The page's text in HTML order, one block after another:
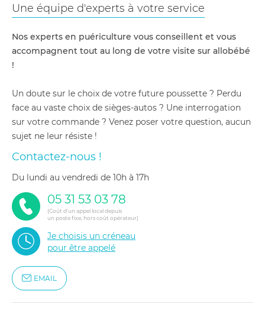
Une équipe d'experts à votre service
Nos experts en puériculture vous conseillent et vous
accompagnent tout au long de votre visite sur allobébé
!
Un doute sur le choix de votre future poussette ? Perdu
face au vaste choix de sièges-autos ? Une interrogation
sur votre commande ? Venez poser votre question, aucun
sujet ne leur résiste !
Contactez-nous !
du lundi au vendredi de 10h à 17h
05 31 53 03 78
(Coût d'un appel local depuis
un poste fixe, hors coût opérateur)
Je choisis un créneau
pour être appelé
EMAIL